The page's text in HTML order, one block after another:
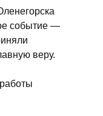
событие —
веру.